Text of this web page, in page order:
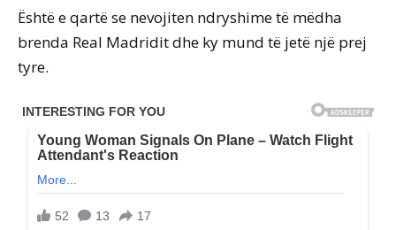
Është e qartë se nevojiten ndryshime të mëdha
brenda Real Madridit dhe ky mund të jetë një prej
tyre.